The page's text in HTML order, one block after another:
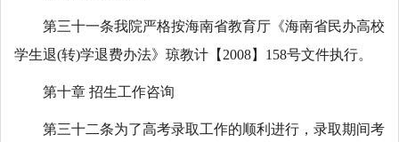
第三十一条我院严格按海南省教育厅《海南省民办高校
学生退(转)学退费办法》琼教计【2008】158号文件执行。
第十章 招生工作咨询
第三十二条为了高考录取工作的顺利进行，录取期间考